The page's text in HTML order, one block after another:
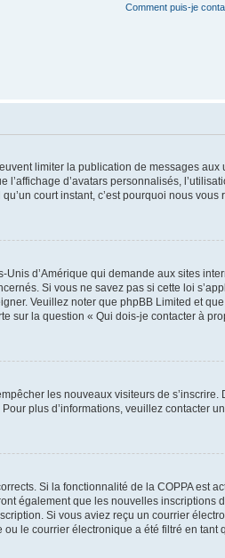
Comment puis-je
limiter la publication de messages
d’avatars personnalisés,
court instant, c’est pourquoi nous vous
d’Amérique qui demande aux sites
Si vous ne savez pas si cette loi
Veuillez noter que phpBB Limited et
sur la question « Qui dois-je contacter à
les nouveaux visiteurs de
plus d’informations, veuillez contacter
Si la fonctionnalité de la COPPA est
également que les nouvelles inscriptions
Si vous aviez reçu un courrier
le courrier électronique a été filtré en